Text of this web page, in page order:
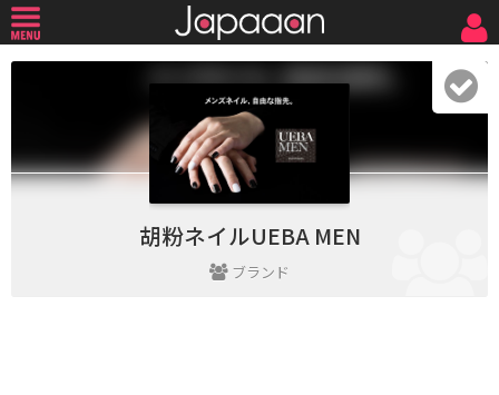
胡粉ネイルUEBA MEN
ブランド